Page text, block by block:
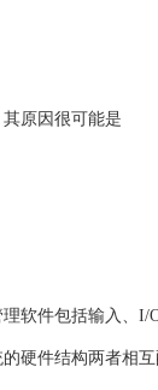
原因很可能是
软件包括输入、
硬件结构两者相